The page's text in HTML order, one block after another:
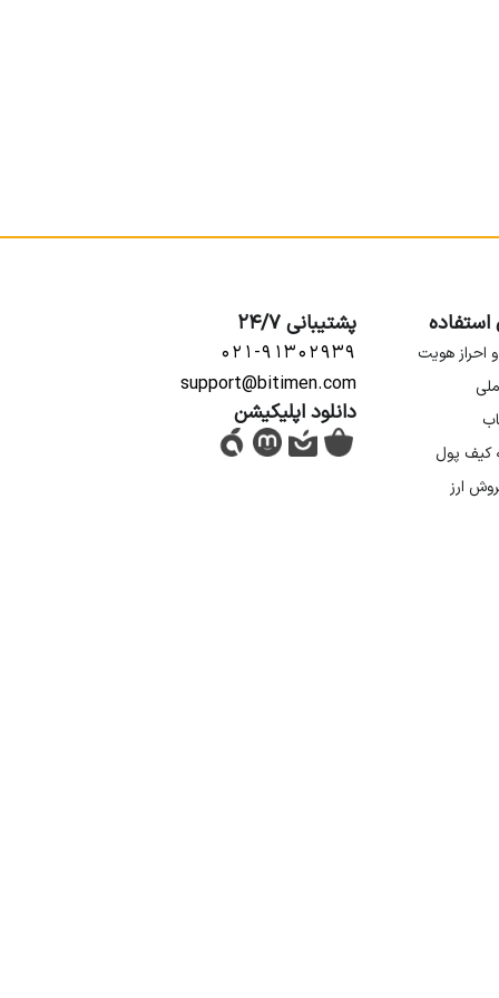
استفاده
احراز هویت
کیف پول
ارز
پشتیبانی 24/7
۰۲۱-۹۱۳۰۲۹۳۹
support@bitimen.com
دانلود اپلیکیشن